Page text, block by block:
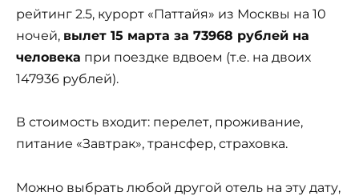
рейтинг 2.5, курорт «Паттайя» из Москвы на 10
ночей, вылет 15 марта за 73968 рублей на
человека при поездке вдвоем (т.е. на двоих
147936 рублей).
В стоимость входит: перелет, проживание,
питание «Завтрак», трансфер, страховка.
Можно выбрать любой другой отель на эту дату,